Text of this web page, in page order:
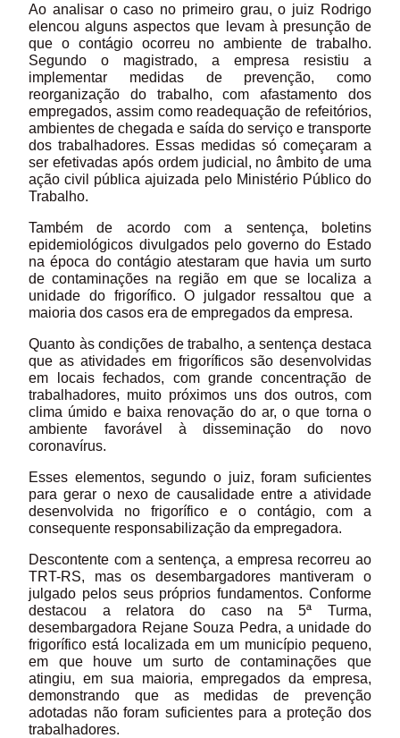
Ao analisar o caso no primeiro grau, o juiz Rodrigo
elencou alguns aspectos que levam à presunção de
que o contágio ocorreu no ambiente de trabalho.
Segundo o magistrado, a empresa resistiu a
implementar medidas de prevenção, como
reorganização do trabalho, com afastamento dos
empregados, assim como readequação de refeitórios,
ambientes de chegada e saída do serviço e transporte
dos trabalhadores. Essas medidas só começaram a
ser efetivadas após ordem judicial, no âmbito de uma
ação civil pública ajuizada pelo Ministério Público do
Trabalho.
Também de acordo com a sentença, boletins
epidemiológicos divulgados pelo governo do Estado
na época do contágio atestaram que havia um surto
de contaminações na região em que se localiza a
unidade do frigorífico. O julgador ressaltou que a
maioria dos casos era de empregados da empresa.
Quanto às condições de trabalho, a sentença destaca
que as atividades em frigoríficos são desenvolvidas
em locais fechados, com grande concentração de
trabalhadores, muito próximos uns dos outros, com
clima úmido e baixa renovação do ar, o que torna o
ambiente favorável à disseminação do novo
coronavírus.
Esses elementos, segundo o juiz, foram suficientes
para gerar o nexo de causalidade entre a atividade
desenvolvida no frigorífico e o contágio, com a
consequente responsabilização da empregadora.
Descontente com a sentença, a empresa recorreu ao
TRT-RS, mas os desembargadores mantiveram o
julgado pelos seus próprios fundamentos. Conforme
destacou a relatora do caso na 5ª Turma,
desembargadora Rejane Souza Pedra, a unidade do
frigorífico está localizada em um município pequeno,
em que houve um surto de contaminações que
atingiu, em sua maioria, empregados da empresa,
demonstrando que as medidas de prevenção
adotadas não foram suficientes para a proteção dos
trabalhadores.